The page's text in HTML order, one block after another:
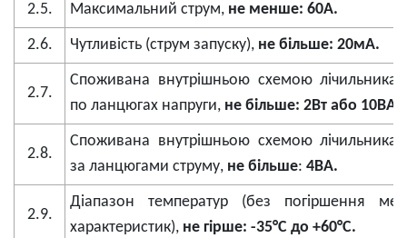
2.5. Максимальний струм, не менше: 60А.
2.6. Чутливість (струм запуску), не більше: 20мА.
2.7.
Споживана внутрішньою схемою лічильника
по ланцюгах напруги, не більше: 2Вт або 10ВА.
2.8.
Споживана внутрішньою схемою лічильника
за ланцюгами струму, не більше: 4ВА.
2.9.
Діапазон температур (без погіршення
характеристик), не гірше: -35°С до +60°С.